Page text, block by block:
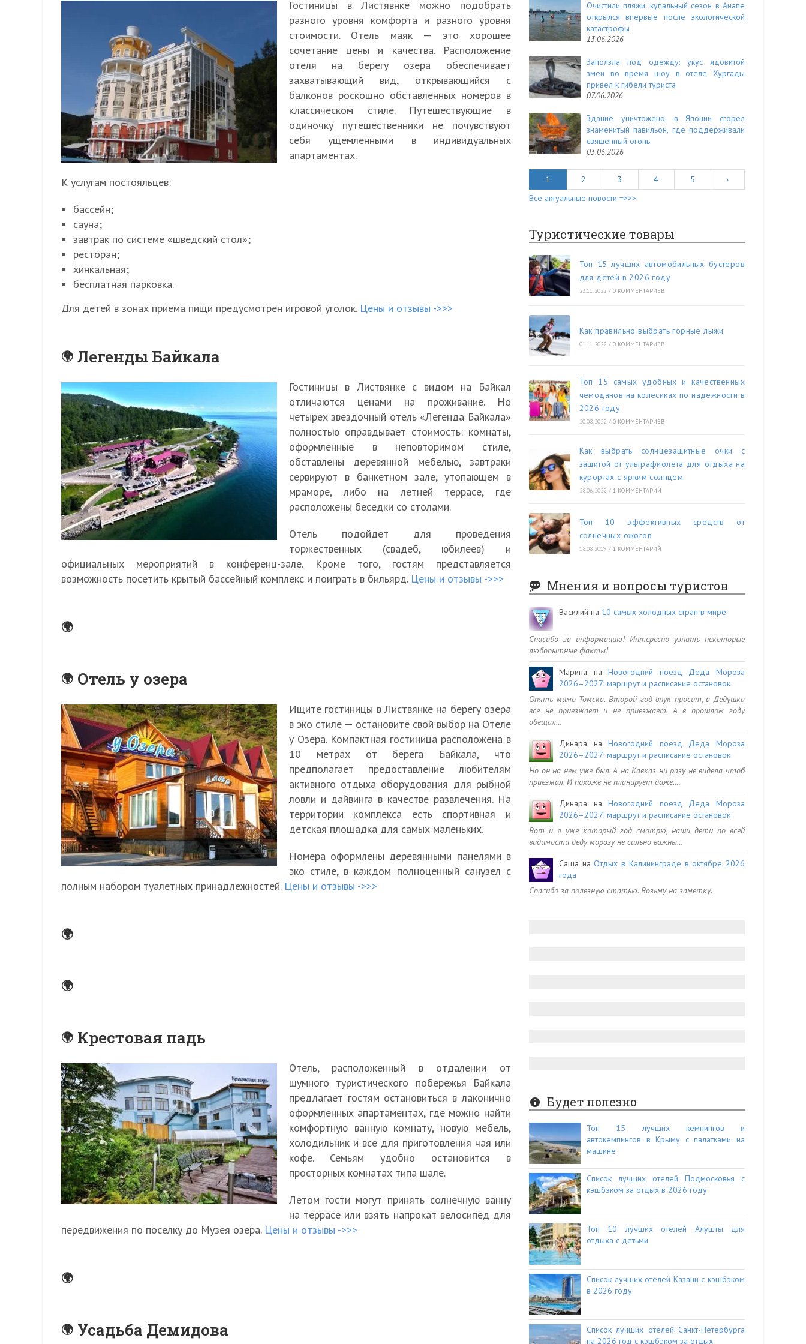
Гостиницы в Листявнке можно подобрать
разного уровня комфорта и разного уровня
стоимости. Отель маяк — это хорошее
сочетание цены и качества. Расположение
отеля на берегу озера обеспечивает
захватывающий вид, открывающийся с
балконов роскошно обставленных номеров в
классическом стиле. Путешествующие в
одиночку путешественники не почувствуют
себя ущемленными в индивидуальных
апартаментах.
К услугам постояльцев:
бассейн;
сауна;
завтрак по системе «шведский стол»;
ресторан;
хинкальная;
бесплатная парковка.
Для детей в зонах приема пищи предусмотрен игровой уголок. Цены и отзывы ->>>
Легенды Байкала
Гостиницы в Листвянке с видом на Байкал
отличаются ценами на проживание. Но
четырех звездочный отель «Легенда Байкала»
полностью оправдывает стоимость: комнаты,
оформленные в неповторимом стиле,
обставлены деревянной мебелью, завтраки
сервируют в банкетном зале, утопающем в
мраморе, либо на летней террасе, где
расположены беседки со столами.
Отель подойдет для проведения
торжественных (свадеб, юбилеев) и
официальных мероприятий в конференц-зале. Кроме того, гостям представляется
возможность посетить крытый бассейный комплекс и поиграть в бильярд. Цены и отзывы ->>>
Отель у озера
Ищите гостиницы в Листвянке на берегу озера
в эко стиле — остановите свой выбор на Отеле
у Озера. Компактная гостиница расположена в
10 метрах от берега Байкала, что
предполагает предоставление любителям
активного отдыха оборудования для рыбной
ловли и дайвинга в качестве развлечения. На
территории комплекса есть спортивная и
детская площадка для самых маленьких.
Номера оформлены деревянными панелями в
эко стиле, в каждом полноценный санузел с
полным набором туалетных принадлежностей. Цены и отзывы ->>>
Крестовая падь
Отель, расположенный в отдалении от
шумного туристического побережья Байкала
предлагает гостям остановиться в лаконично
оформленных апартаментах, где можно найти
комфортную ванную комнату, новую мебель,
холодильник и все для приготовления чая или
кофе. Семьям удобно остановится в
просторных комнатах типа шале.
Летом гости могут принять солнечную ванну
на террасе или взять напрокат велосипед для
передвижения по поселку до Музея озера. Цены и отзывы ->>>
Усадьба Демидова
Очистили пляжи: купальный сезон в Анапе
открылся впервые после экологической
катастрофы
13.06.2026
Заползла под одежду: укус ядовитой
змеи во время шоу в отеле Хургады
привёл к гибели туриста
07.06.2026
Здание уничтожено: в Японии сгорел
знаменитый павильон, где поддерживали
священный огонь
03.06.2026
1 2 3 4 5
›
Все актуальные новости =>>>
Туристические товары
Топ 15 лучших автомобильных бустеров
для детей в 2026 году
23.11.2022 / 0 КОММЕНТАРИЕВ
Как правильно выбрать горные лыжи
01.11.2022 / 0 КОММЕНТАРИЕВ
Топ 15 самых удобных и качественных
чемоданов на колесиках по надежности в
2026 году
20.08.2022 / 0 КОММЕНТАРИЕВ
Как выбрать солнцезащитные очки с
защитой от ультрафиолета для отдыха на
курортах с ярким солнцем
28.06.2022 / 1 КОММЕНТАРИЙ
Топ 10 эффективных средств от
солнечных ожогов
18.08.2019 / 1 КОММЕНТАРИЙ
Мнения и вопросы туристов
Василий на 10 самых холодных стран в мире
Спасибо за информацию! Интересно узнать некоторые
любопытные факты!
Марина наНовогодний поезд Деда Мороза
2026–2027: маршрут и расписание остановок
Опять мимо Томска. Второй год внук просит, а Дедушка
все не приезжает и не приезжает. А в прошлом году
обещал…
Динара наНовогодний поезд Деда Мороза
2026–2027: маршрут и расписание остановок
Но он на нем уже был. А на Кавказ ни разу не видела чтоб
приезжал. И похоже не планирует даже.…
Динара наНовогодний поезд Деда Мороза
2026–2027: маршрут и расписание остановок
Вот и я уже который год смотрю, наши дети по всей
видимости деду морозу не сильно важны…
Саша наОтдых в Калининграде в октябре 2026
года
Спасибо за полезную статью. Возьму на заметку.
Будет полезно
Топ 15 лучших кемпингов и
автокемпингов в Крыму с палатками на
машине
Список лучших отелей Подмосковья с
кэшбэком за отдых в 2026 году
Топ 10 лучших отелей Алушты для
отдыха с детьми
Список лучших отелей Казани с кэшбэком
в 2026 году
Список лучших отелей Санкт-Петербурга
на 2026 год с кэшбэком за отдых